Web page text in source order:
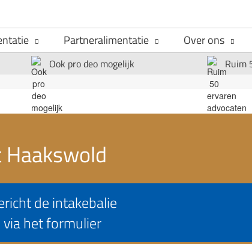
Partneralimentatie Over ons
Ook pro deo mogelijk Ruim
de intakebalie
via het formulier